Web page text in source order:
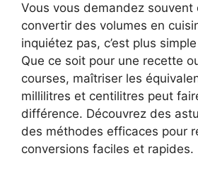
Vous vous demandez souvent
convertir des volumes en
inquiétez pas, c’est plus simple
Que ce soit pour une recette
courses, maîtriser les
millilitres et centilitres peut
différence. Découvrez des
des méthodes efficaces pour
conversions faciles et rapides.